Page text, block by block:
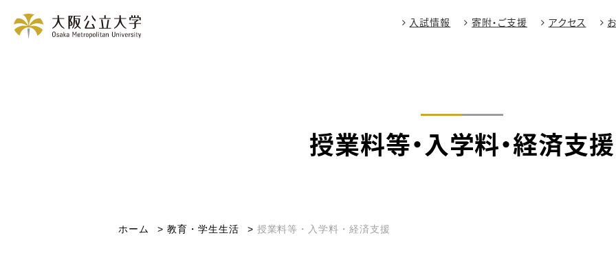
入試情報 寄附・ご支援 アクセス
授業料等・入学料・経済支援
ホーム 教育・学生生活 授業料等・入学料・経済支援